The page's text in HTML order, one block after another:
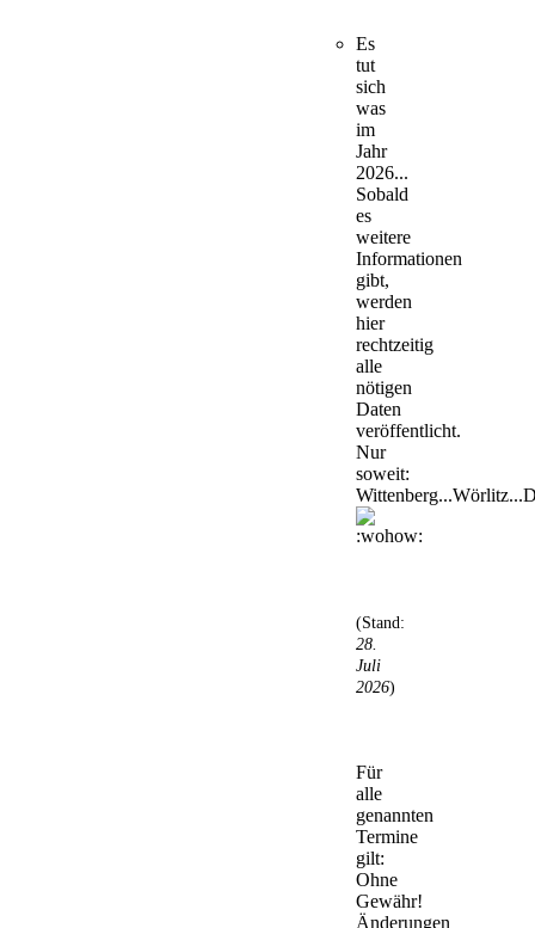
Es
tut
sich
was
im
Jahr
2026...
Sobald
es
weitere
Informationen
gibt,
werden
hier
rechtzeitig
alle
nötigen
Daten
veröffentlicht.
Nur
soweit:
(Stand:
28.
Juli
2026)
Für
alle
genannten
Termine
gilt:
Ohne
Gewähr!
Änderungen